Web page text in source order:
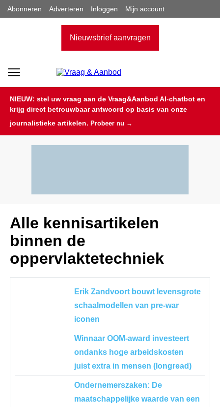
Abonneren Adverteren Inloggen Mijn account
Nieuwsbrief aanvragen
NIEUW: stel uw vraag aan de Vraag&Aanbod AI-chatbot en
krijg direct betrouwbaar antwoord op basis van onze
journalistieke artikelen. Probeer nu →
Alle kennisartikelen
binnen de
oppervlaktetechniek
Erik Zandvoort bouwt levensgrote
schaalmodellen van pre-war
iconen
Winnaar OOM-award investeert
ondanks hoge arbeidskosten
juist extra in mensen (longread)
Ondernemerszaken: De
maatschappelijke waarde van een